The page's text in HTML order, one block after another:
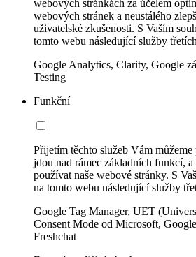
webových stránkách za účelem
webových stránek a neustálého
uživatelské zkušenosti. S Vaším
tomto webu následující služby
Google Analytics, Clarity, Google
Testing
Funkční
Přijetím těchto služeb Vám
jdou nad rámec základních funkcí,
používat naše webové stránky. S
na tomto webu následující služby
Google Tag Manager, UET
Consent Mode od Microsoft,
Freshchat